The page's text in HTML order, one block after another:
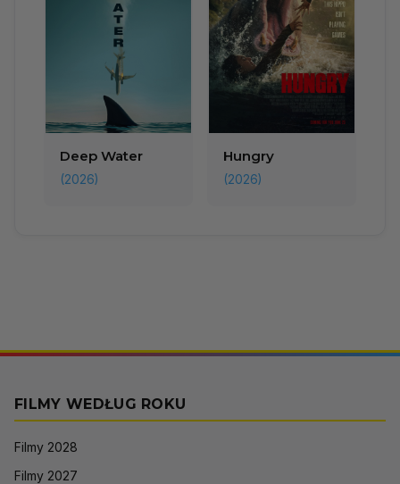
Deep Water
(2026)
Hungry
(2026)
FILMY WEDŁUG ROKU
Filmy 2028
Filmy 2027